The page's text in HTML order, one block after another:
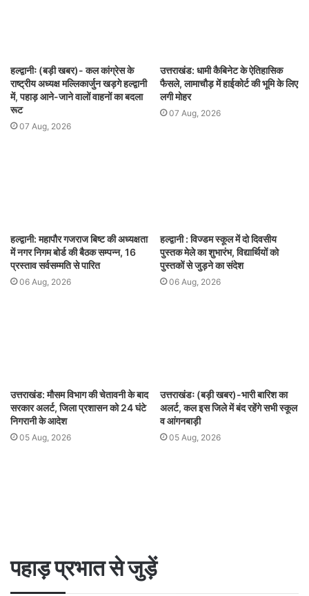
हल्द्वानीः (बड़ी खबर)- कल कांग्रेस के
राष्ट्रीय अध्यक्ष मल्लिकार्जुन खड़गे हल्द्वानी
में, पहाड़ आने-जाने वालों वाहनों का बदला
रूट
07 Aug, 2026
उत्तराखंड: धामी कैबिनेट के ऐतिहासिक
फैसले, लामाचौड़ में हाईकोर्ट की भूमि के लिए
लगी मोहर
07 Aug, 2026
हल्द्वानी: महापौर गजराज बिष्ट की अध्यक्षता
में नगर निगम बोर्ड की बैठक सम्पन्न, 16
प्रस्ताव सर्वसम्मति से पारित
06 Aug, 2026
हल्द्वानी : विज्डम स्कूल में दो दिवसीय
पुस्तक मेले का शुभारंभ, विद्यार्थियों को
पुस्तकों से जुड़ने का संदेश
06 Aug, 2026
उत्तराखंड: मौसम विभाग की चेतावनी के बाद
सरकार अलर्ट, जिला प्रशासन को 24 घंटे
निगरानी के आदेश
05 Aug, 2026
उत्तराखंडः (बड़ी खबर)-भारी बारिश का
अलर्ट, कल इस जिले में बंद रहेंगे सभी स्कूल
व आंगनबाड़ी
05 Aug, 2026
पहाड़ प्रभात से जुड़ें